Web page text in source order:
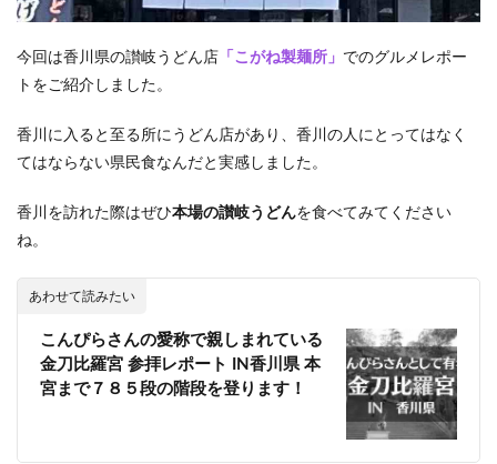
今回は香川県の讃岐うどん店 「こがね製麺所」 でのグルメレポー
トをご紹介しました。
香川に入ると至る所にうどん店があり、香川の人にとってはなく
てはならない県民食なんだと実感しました。
香川を訪れた際はぜひ本場の讃岐うどんを食べてみてください
ね。
あわせて読みたい
こんぴらさんの愛称で親しまれている
金刀比羅宮 参拝レポート IN香川県 本
宮まで７８５段の階段を登ります！